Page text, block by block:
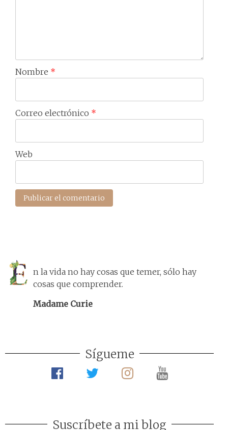
Nombre *
Correo electrónico *
Web
n la vida no hay cosas que temer, sólo hay
cosas que comprender.
Madame Curie
Sígueme
Suscríbete a mi blog